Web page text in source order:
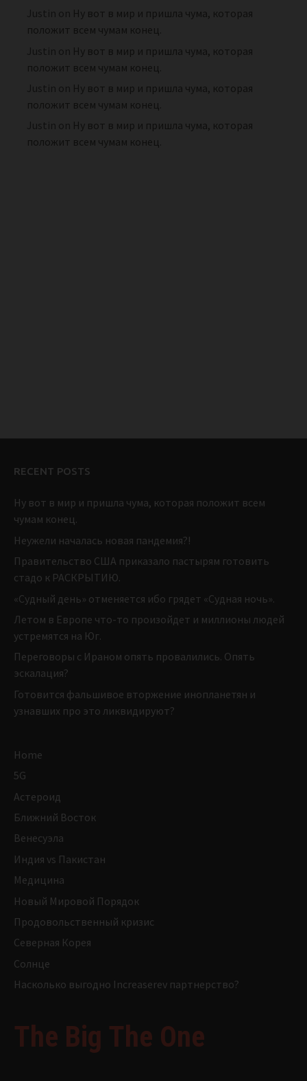
Justin on Ну вот в мир и пришла чума, которая
положит всем чумам конец.
Justin on Ну вот в мир и пришла чума, которая
положит всем чумам конец.
Justin on Ну вот в мир и пришла чума, которая
положит всем чумам конец.
Justin on Ну вот в мир и пришла чума, которая
положит всем чумам конец.
RECENT POSTS
Ну вот в мир и пришла чума, которая положит всем
чумам конец.
Неужели началась новая пандемия?!
Правительство США приказало пастырям готовить
стадо к РАСКРЫТИЮ.
«Судный день» отменяется ибо грядет «Судная ночь».
Летом в Европе что-то произойдет и миллионы людей
устремятся на Юг.
Переговоры с Ираном опять провалились. Опять
эскалация?
Готовится фальшивое вторжение инопланетян и
узнавших про это ликвидируют?
Home
5G
Астероид
Ближний Восток
Венесуэла
Индия vs Пакистан
Медицина
Новый Мировой Порядок
Продовольственный кризис
Северная Корея
Солнце
Насколько выгодно Increaserev партнерство?
The Big The One